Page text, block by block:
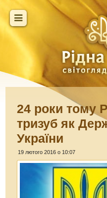
24 роки тому
тризуб як
України
19 лютого 2016 о 10:07